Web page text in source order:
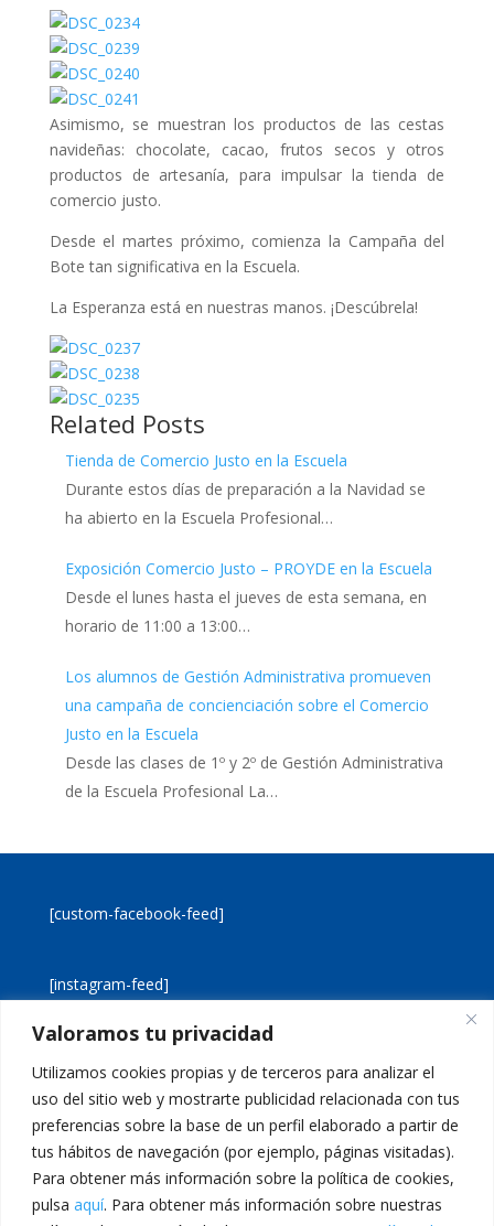
Valoramos tu privacidad
Utilizamos cookies propias y de terceros para analizar el
uso del sitio web y mostrarte publicidad relacionada con tus
preferencias sobre la base de un perfil elaborado a partir de
tus hábitos de navegación (por ejemplo, páginas visitadas).
Para obtener más información sobre la política de cookies,
pulsa aquí. Para obtener más información sobre nuestras
Asimismo, se muestran los productos de las cestas
navideñas: chocolate, cacao, frutos secos y otros
productos de artesanía, para impulsar la tienda de
comercio justo.
Desde el martes próximo, comienza la Campaña del
Bote tan significativa en la Escuela.
La Esperanza está en nuestras manos. ¡Descúbrela!
Related Posts
Tienda de Comercio Justo en la Escuela
Durante estos días de preparación a la Navidad se
ha abierto en la Escuela Profesional…
Exposición Comercio Justo – PROYDE en la Escuela
Desde el lunes hasta el jueves de esta semana, en
horario de 11:00 a 13:00…
Los alumnos de Gestión Administrativa promueven
una campaña de concienciación sobre el Comercio
Justo en la Escuela
Desde las clases de 1º y 2º de Gestión Administrativa
de la Escuela Profesional La…
[custom-facebook-feed]
[instagram-feed]